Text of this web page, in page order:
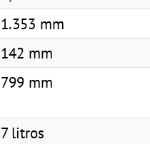
1.353 mm
142 mm
799 mm
7 litros